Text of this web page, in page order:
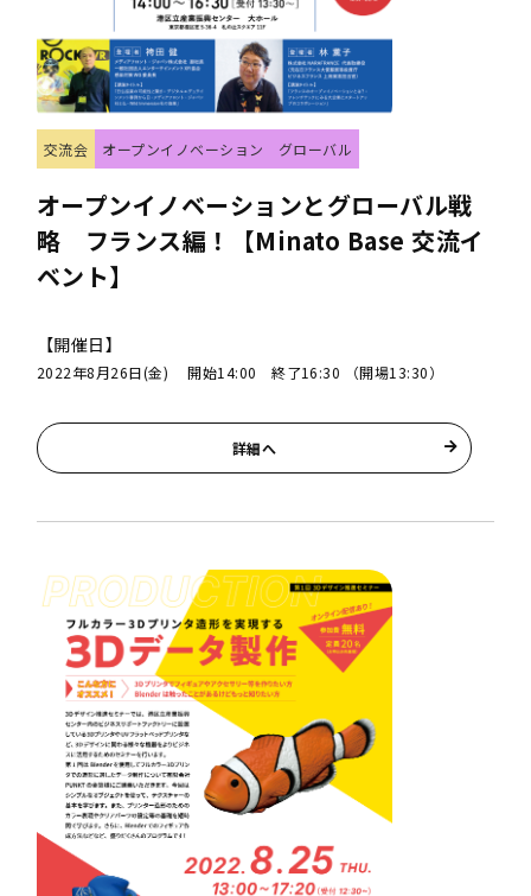
交流会 オープンイノベーション グローバル
オープンイノベーションとグローバル戦
略 フランス編！【Minato Base 交流イ
ベント】
【開催日】
2022年8月26日(金) 開始14:00 終了16:30 （開場13:30）
詳細へ